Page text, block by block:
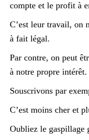
compte et le profit à
C’est leur travail, on
à fait légal.
Par contre, on peut
à notre propre intérêt.
Souscrivons par
C’est moins cher et
Oubliez le gaspillage